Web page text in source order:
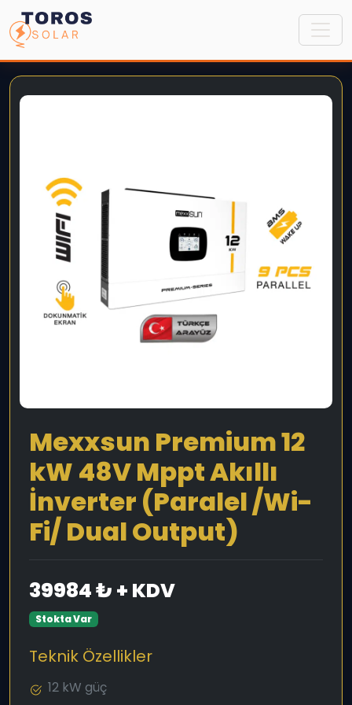
Mexxsun Premium 12
kW 48V Mppt Akıllı
İnverter (Paralel /Wi-
Fi/ Dual Output)
39984 ₺ + KDV
Stokta Var
Teknik Özellikler
12 kW güç